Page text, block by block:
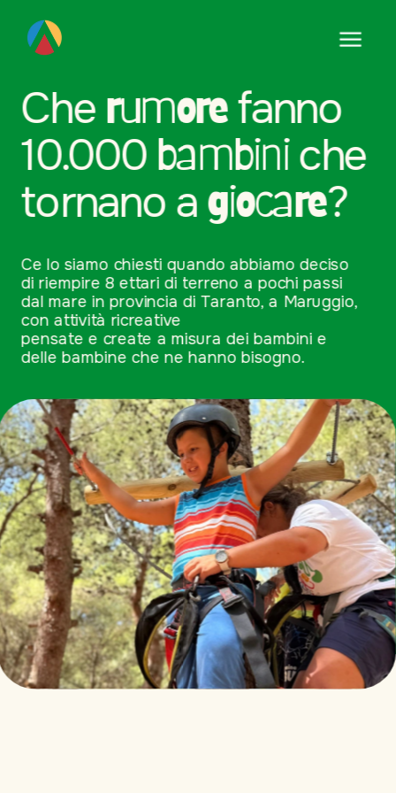
Che rumore fanno
10.000 bambini che
tornano a giocare?
Ce lo siamo chiesti quando abbiamo deciso
di riempire 8 ettari di terreno a pochi passi
dal mare in provincia di Taranto, a Maruggio,
con attività ricreative
pensate e create a misura dei bambini e
delle bambine che ne hanno bisogno.